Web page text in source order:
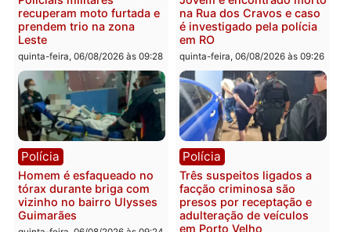
Polícia
Tragédia na BR-364:
colisão entre caminhão e
carro deixa quatro mortos
em Porto Velho
quinta-feira, 06/08/2026 às 20:51
Política
Ministro Dias Tofolli , do
TSE, determina
e processamento da
que pode levar à perda
mandato da prefeita de
Pimenta Bueno
quinta-feira, 06/08/2026 às